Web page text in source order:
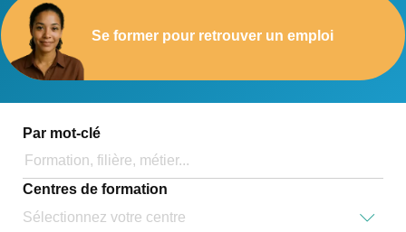
Se former pour retrouver un emploi
Par mot-clé
Centres de formation
Sélectionnez votre centre